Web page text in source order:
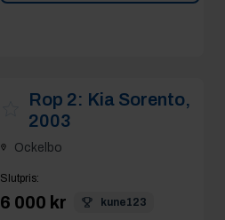
Rop 2: Kia Sorento,
2003
Ockelbo
Slutpris:
6 000 kr kune123